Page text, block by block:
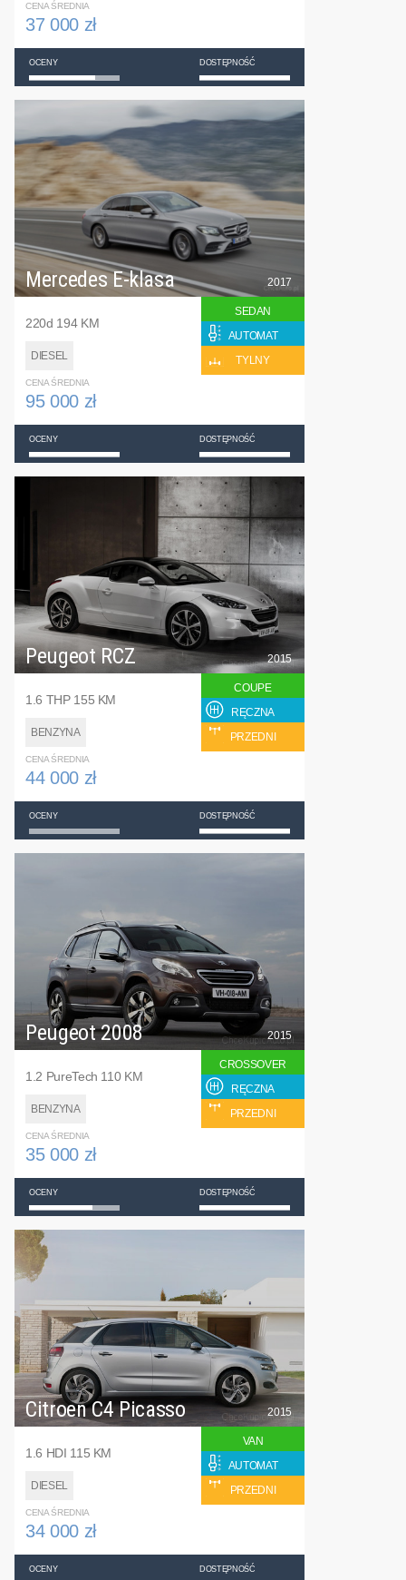
CENA ŚREDNIA
37 000 zł
OCENY DOSTĘPNOŚĆ
Mercedes E-klasa
220d 194 KM
DIESEL
2017
SEDAN
AUTOMAT
TYLNY
CENA ŚREDNIA
95 000 zł
OCENY DOSTĘPNOŚĆ
Peugeot RCZ
1.6 THP 155 KM
BENZYNA
2015
COUPE
RĘCZNA
PRZEDNI
CENA ŚREDNIA
44 000 zł
OCENY DOSTĘPNOŚĆ
Peugeot 2008
1.2 PureTech 110 KM
BENZYNA
2015
CROSSOVER
RĘCZNA
PRZEDNI
CENA ŚREDNIA
35 000 zł
OCENY DOSTĘPNOŚĆ
Citroen C4 Picasso
1.6 HDI 115 KM
DIESEL
2015
VAN
AUTOMAT
PRZEDNI
CENA ŚREDNIA
34 000 zł
OCENY DOSTĘPNOŚĆ